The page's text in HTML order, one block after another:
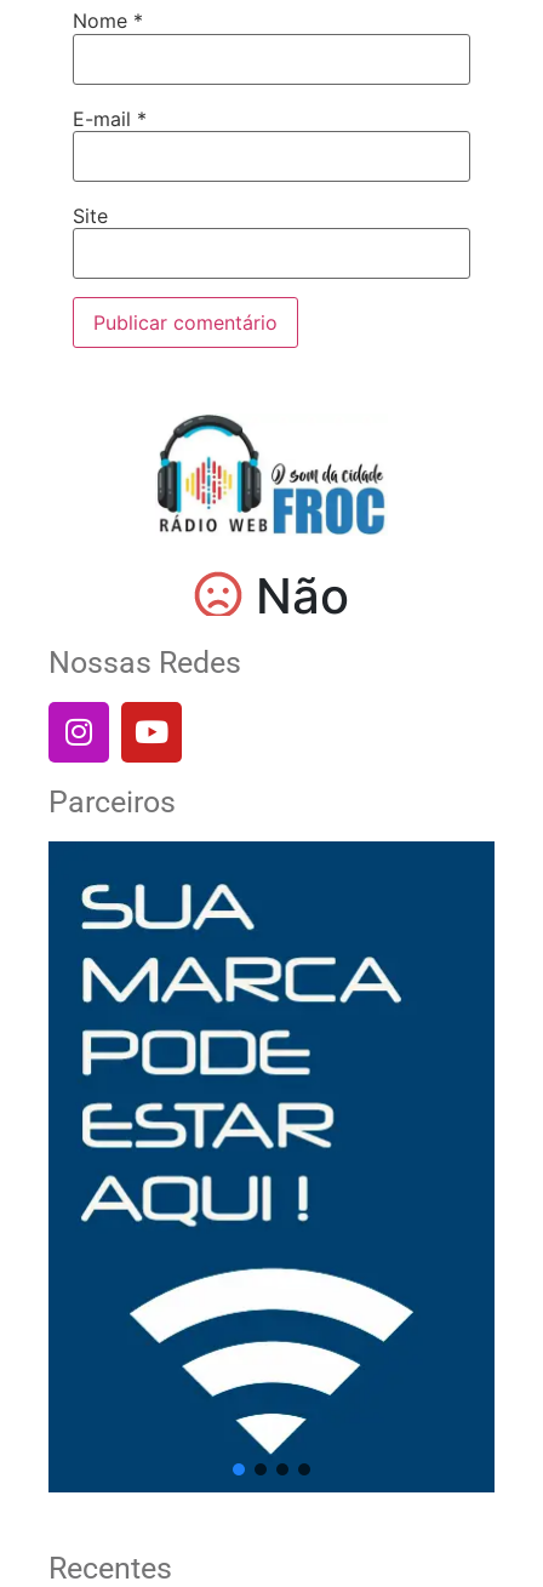
Nome *
E-mail *
Site
Nossas Redes
Parceiros
Recentes